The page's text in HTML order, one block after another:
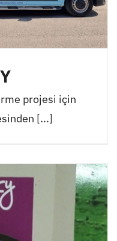
projesi için
[...]